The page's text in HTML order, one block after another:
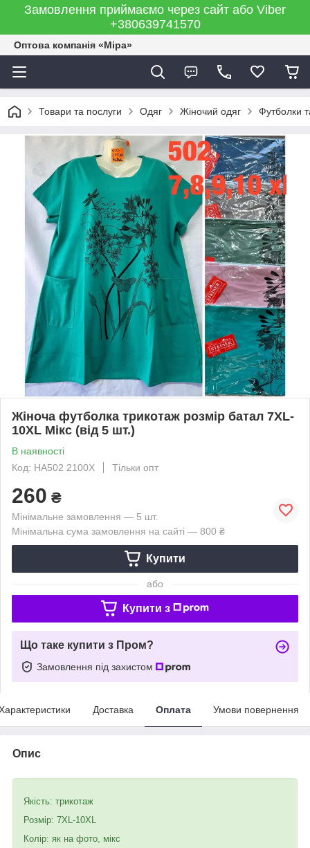
Замовлення приймаємо через сайт або Viber
+380639741570
Оптова компанія «Міра»
Товари та послуги Одяг Жіночий одяг Футболки
Жіноча футболка трикотаж розмір батал 7XL-
10XL Мікс (від 5 шт.)
В наявності
Код: HA502 2100X
Тільки опт
260 ₴
Мінімальне замовлення — 5 шт.
Мінімальна сума замовлення на сайті — 800 ₴
Купити
або
Купити з
Що таке купити з Пром?
Замовлення під захистом
Доставка Оплата Умови повернення
Опис
Якість: трикотаж
Розмір: 7XL-10XL
Колір: як на фото, мікс